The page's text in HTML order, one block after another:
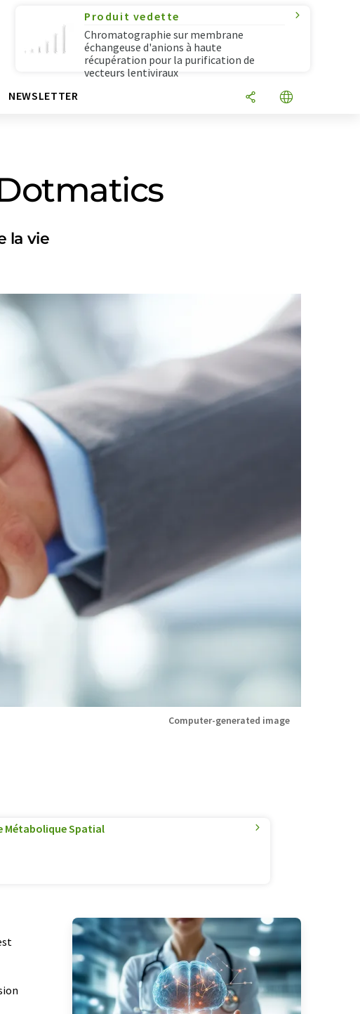
Produit vedette
Chromatographie sur membrane
échangeuse d'anions à haute
récupération pour la purification de
vecteurs lentiviraux
NEWSLETTER
la vie
Computer-generated image
Métabolique Spatial